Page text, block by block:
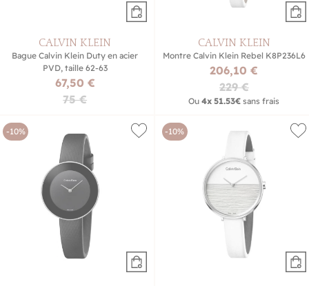
CALVIN KLEIN
Bague Calvin Klein Duty en acier
PVD, taille 62-63
67,50 €
75 €
CALVIN KLEIN
Montre Calvin Klein Rebel K8P236L6
206,10 €
229 €
Ou4x 51.53€ sans frais
-10% -10%